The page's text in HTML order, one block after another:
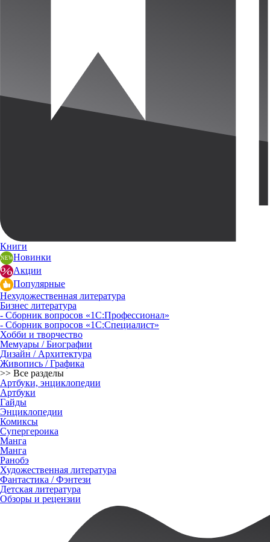
Книги
Новинки
Акции
Популярные
Нехудожественная литература
Бизнес литература
- Сборник вопросов «1С:Профессионал»
- Сборник вопросов «1С:Специалист»
Хобби и творчество
Мемуары / Биографии
Дизайн / Архитектура
Живопись / Графика
>> Все разделы
Артбуки, энциклопедии
Артбуки
Гайды
Энциклопедии
Комиксы
Супергероика
Манга
Манга
Ранобэ
Художественная литература
Фантастика / Фэнтези
Детская литература
Обзоры и рецензии